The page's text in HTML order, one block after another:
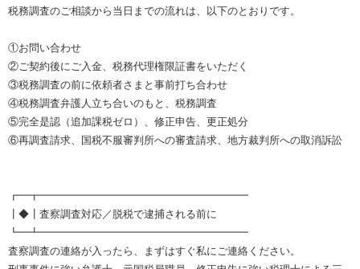
税務調査のご相談から当日までの流れは、以下のとおりです。
①お問い合わせ
②ご契約後にご入金、税務代理権限証書をいただく
③税務調査の前に依頼者さまと事前打ち合わせ
④税務調査弁護人立ち合いのもと、税務調査
⑤完全是認（追加課税ゼロ）、修正申告、更正処分
⑥再調査請求、国税不服審判所への審査請求、地方裁判所への取消訴訟
┏━┳━━━━━━━━━━━━━━━━━━━━
┃◆┃査察調査対応／脱税で逮捕される前に
┗━┻━━━━━━━━━━━━━━━━━━━━
査察調査の連絡が入ったら、まずはすぐ私にご連絡ください。